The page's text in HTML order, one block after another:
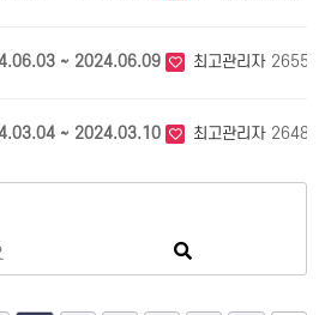
~ 2024.06.09 최고관리자 2655
~ 2024.03.10 최고관리자 2648